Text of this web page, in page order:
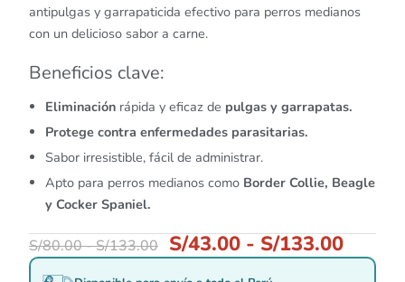
antipulgas y garrapaticida efectivo para perros medianos
con un delicioso sabor a carne.
Beneficios clave:
Eliminación rápida y eficaz de pulgas y garrapatas.
Protege contra enfermedades parasitarias.
Sabor irresistible, fácil de administrar.
Apto para perros medianos como Border Collie, Beagle
y Cocker Spaniel.
S/80.00-S/133.00 S/43.00 - S/133.00